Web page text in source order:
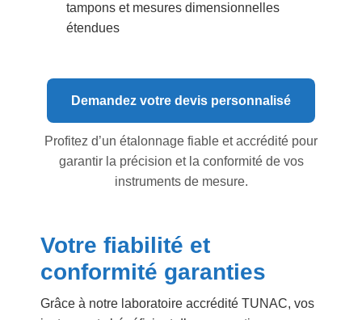
tampons et mesures dimensionnelles
étendues
Demandez votre devis personnalisé
Profitez d’un étalonnage fiable et accrédité pour
garantir la précision et la conformité de vos
instruments de mesure.
Votre fiabilité et
conformité garanties
Grâce à notre laboratoire accrédité TUNAC, vos